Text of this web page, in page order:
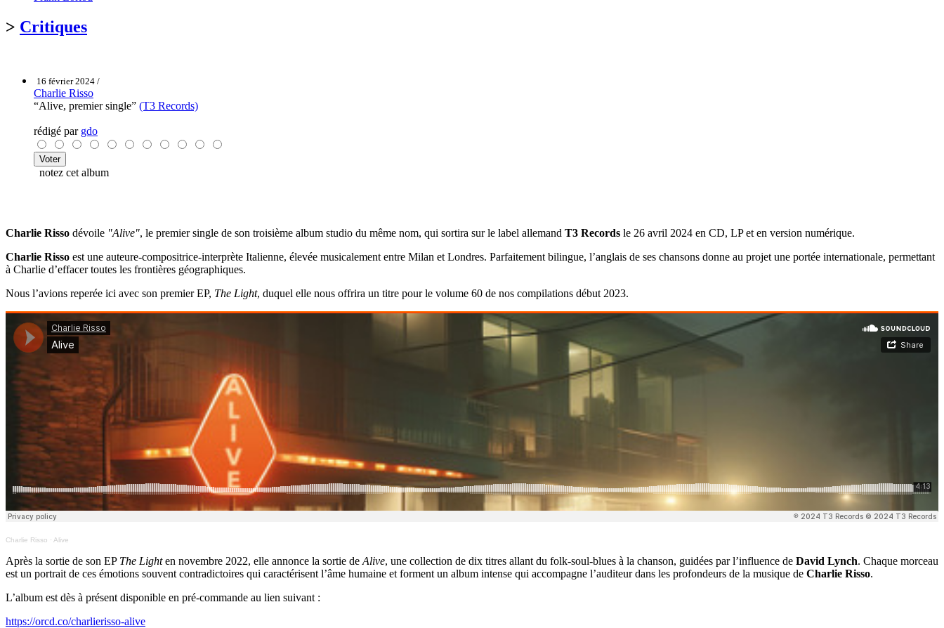
> Critiques
16 février 2024 /
Charlie Risso
“Alive, premier single” (T3 Records)
rédigé par gdo
notez cet album
Charlie Risso dévoile "Alive", le premier single de son troisième album studio du même nom, qui sortira sur le label allemand T3 Records le 26 avril 2024 en CD, LP et en version numérique.
Charlie Risso est une auteure-compositrice-interprète Italienne, élevée musicalement entre Milan et Londres. Parfaitement bilingue, l’anglais de ses chansons donne au projet une portée internationale, permettant
à Charlie d’effacer toutes les frontières géographiques.
Nous l’avions reperée ici avec son premier EP, The Light, duquel elle nous offrira un titre pour le volume 60 de nos compilations début 2023.
Charlie Risso · Alive
Après la sortie de son EP The Lighten novembre 2022, elle annonce la sortie de Alive, une collection de dix titres allant du folk-soul-blues à la chanson, guidées par l’influence de David Lynch. Chaque morceau
est un portrait de ces émotions souvent contradictoires qui caractérisent l’âme humaine et forment un album intense qui accompagne l’auditeur dans les profondeurs de la musique de Charlie Risso.
L’album est dès à présent disponible en pré-commande au lien suivant :
https://orcd.co/charlierisso-alive